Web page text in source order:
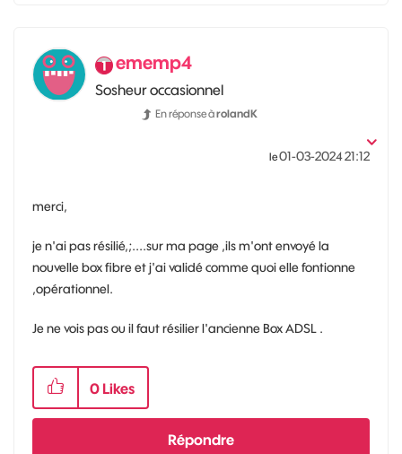
ememp4
Sosheur occasionnel
En réponse àrolandK
le‎01-03-202421:12
merci,
je n'ai pas résilié,;....sur ma page ,ils m'ont envoyé la
nouvelle box fibre et j'ai validé comme quoi elle fontionne
,opérationnel.
Je ne vois pas ou il faut résilier l'ancienne Box ADSL .
0 Likes
Répondre